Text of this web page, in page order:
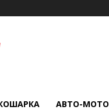
АВТО-МОТО